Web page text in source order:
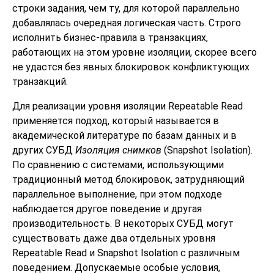
строки задания, чем ту, для которой параллельно
добавлялась очередная логическая часть. Строго
исполнить бизнес-правила в транзакциях,
работающих на этом уровне изоляции, скорее всего
не удастся без явных блокировок конфликтующих
транзакций.
Для реализации уровня изоляции Repeatable Read
применяется подход, который называется в
академической литературе по базам данных и в
других СУБД Изоляция снимков (Snapshot Isolation).
По сравнению с системами, использующими
традиционный метод блокировок, затрудняющий
параллельное выполнение, при этом подходе
наблюдается другое поведение и другая
производительность. В некоторых СУБД могут
существовать даже два отдельных уровня
Repeatable Read и Snapshot Isolation с различным
поведением. Допускаемые особые условия,